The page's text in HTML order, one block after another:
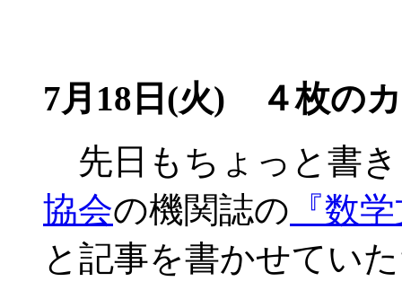
7月18日(火) ４枚の
先日もちょっと書
協会の機関誌の 『数
と記事を書かせてい